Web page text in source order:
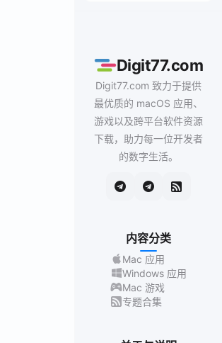
Digit77.com
Digit77.com 致力于提供
最优质的 macOS 应用、
游戏以及跨平台软件资源
下载，助力每一位开发者
的数字生活。
内容分类
Mac 应用
Windows 应用
Mac 游戏
专题合集